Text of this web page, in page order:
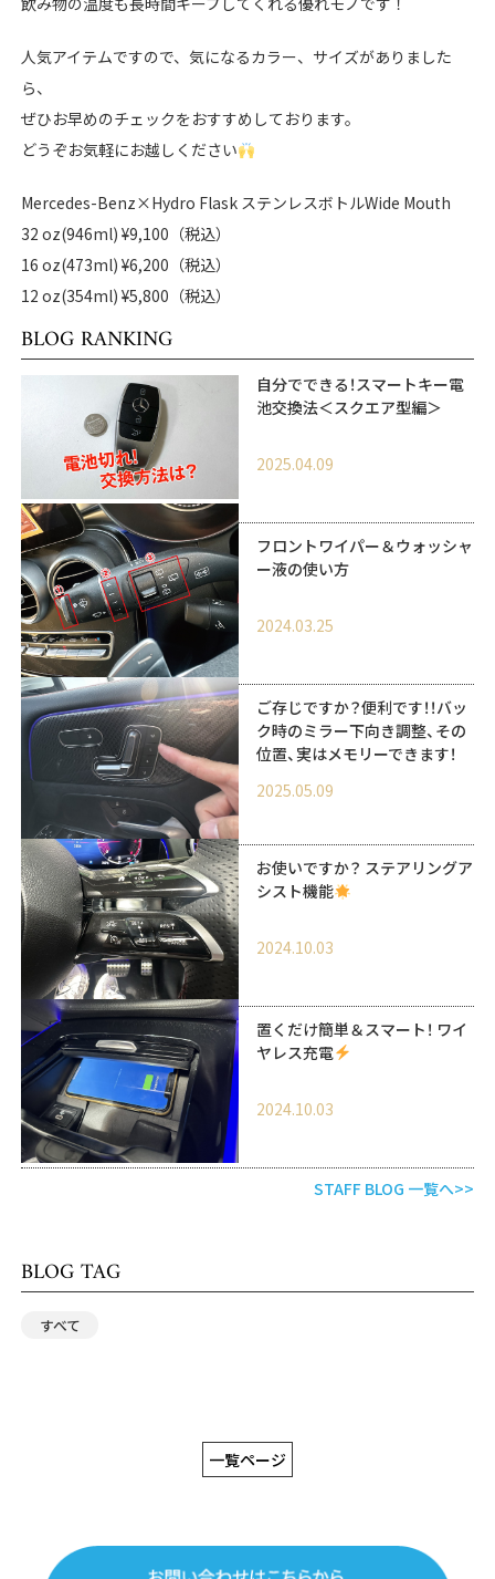
人気アイテムですので、気になるカラー、サイズがありました
ら、
ぜひお早めのチェックをおすすめしております。
どうぞお気軽にお越しください
Mercedes-Benz×Hydro Flask ステンレスボトルWide Mouth
32 oz(946ml) ¥9,100（税込）
16 oz(473ml) ¥6,200（税込）
12 oz(354ml) ¥5,800（税込）
BLOG RANKING
自分でできる！スマートキー電
池交換法＜スクエア型編＞
2025.04.09
フロントワイパー＆ウォッシャ
ー液の使い方
2024.03.25
ご存じですか？便利です！！バッ
ク時のミラー下向き調整、その
位置、実はメモリーできます！
2025.05.09
お使いですか？ ステアリングア
シスト機能
2024.10.03
置くだけ簡単＆スマート！ ワイ
ヤレス充電
2024.10.03
STAFF BLOG 一覧へ>>
BLOG TAG
すべて
一覧ページ